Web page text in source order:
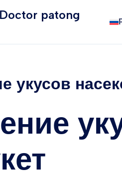
patong
укусов